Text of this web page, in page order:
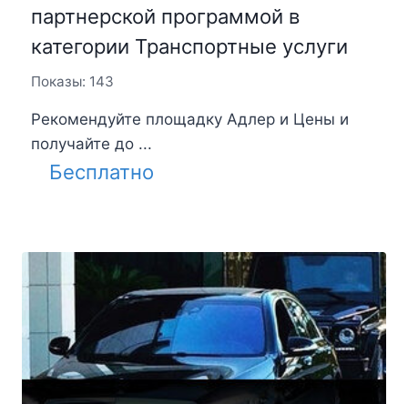
партнерской программой в
категории Транспортные услуги
Показы: 143
Рекомендуйте площадку Адлер и Цены и
получайте до ...
Бесплатно